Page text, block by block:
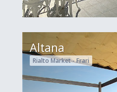
Altana
Rialto Market - Frari